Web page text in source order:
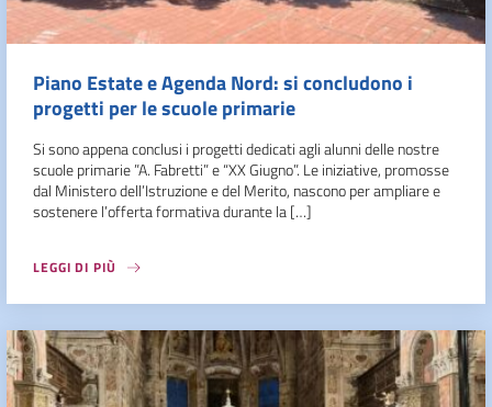
Piano Estate e Agenda Nord: si concludono i
progetti per le scuole primarie
Si sono appena conclusi i progetti dedicati agli alunni delle nostre
scuole primarie ”A. Fabretti” e “XX Giugno”. Le iniziative, promosse
dal Ministero dell’Istruzione e del Merito, nascono per ampliare e
sostenere l’offerta formativa durante la […]
LEGGI DI PIÙ